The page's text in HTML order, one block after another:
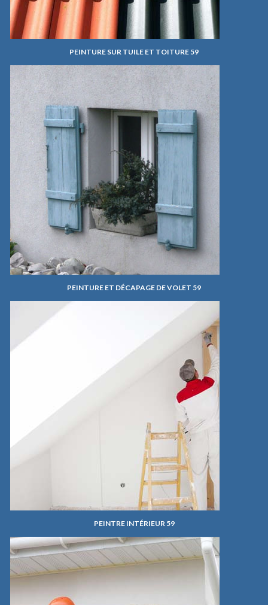
PEINTURE SUR TUILE ET TOITURE 59
PEINTURE ET DÉCAPAGE DE VOLET 59
PEINTRE INTÉRIEUR 59